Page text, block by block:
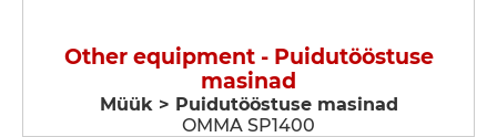
Other equipment - Puidutööstuse
masinad
Müük > Puidutööstuse masinad
OMMA SP1400